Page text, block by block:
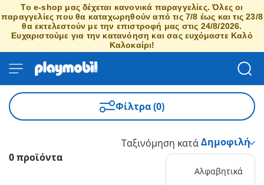
Το e-shop μας δέχεται κανονικά παραγγελίες. Όλες οι
παραγγελίες που θα καταχωρηθούν από τις 7/8 έως και τις 23/8
θα εκτελεστούν με την επιστροφή μας στις 24/8/2026.
Ευχαριστούμε για την κατανόηση και σας ευχόμαστε Καλό
Καλοκαίρι!
Φίλτρα (0)
0 προϊόντα
Ταξινόμηση κατά
Αλφαβητικά